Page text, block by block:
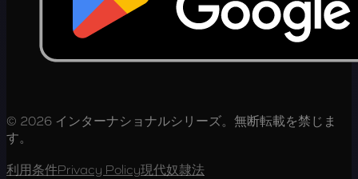
© 2026 インターナショナルシリーズ。無断転載を禁じま
す。
利用条件Privacy Policy現代奴隷法